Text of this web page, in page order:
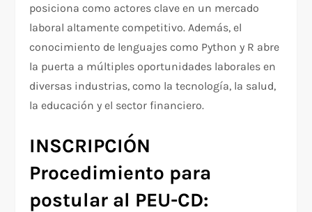
posiciona como actores clave en un mercado
laboral altamente competitivo. Además, el
conocimiento de lenguajes como Python y R abre
la puerta a múltiples oportunidades laborales en
diversas industrias, como la tecnología, la salud,
la educación y el sector financiero.
INSCRIPCIÓN
Procedimiento para
postular al PEU-CD: